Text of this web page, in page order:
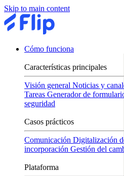
Skip to main content
Cómo funciona
Características principales
Visión general Noticias y
Tareas Generador de
seguridad
Casos prácticos
Comunicación Digitalización
incorporación Gestión del
Plataforma